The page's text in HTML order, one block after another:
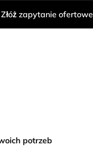
Złóż zapytanie ofertowe
potrzeb